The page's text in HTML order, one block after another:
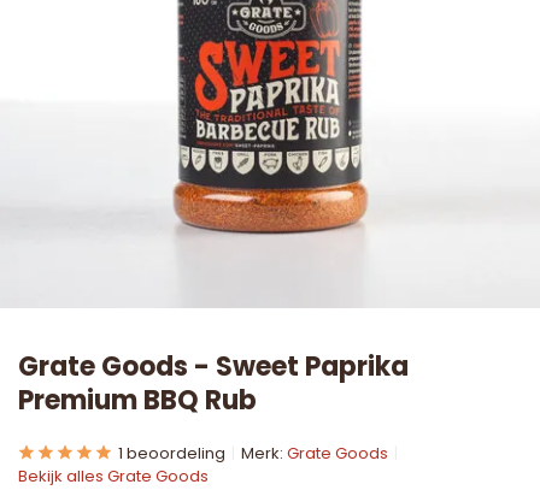
Grate Goods - Sweet Paprika
Premium BBQ Rub
1 beoordeling Merk: Grate Goods
Bekijk alles Grate Goods